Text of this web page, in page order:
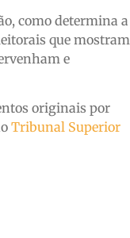
como determina a
que mostram
e
originais por
Tribunal Superior